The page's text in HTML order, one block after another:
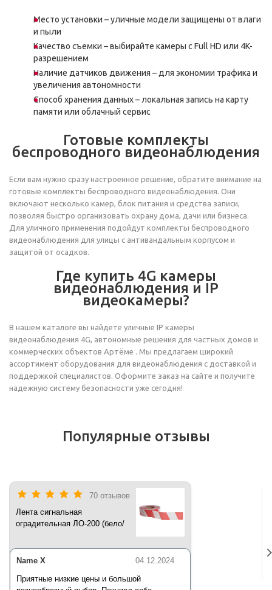
Место установки – уличные модели защищены от влаги
и пыли
Качество съемки – выбирайте камеры с Full HD или 4K-
разрешением
Наличие датчиков движения – для экономии трафика и
увеличения автономности
Способ хранения данных – локальная запись на карту
памяти или облачный сервис
Готовые комплекты
беспроводного видеонаблюдения
Если вам нужно сразу настроенное решение, обратите внимание на
готовые комплекты беспроводного видеонаблюдения. Они
включают несколько камер, блок питания и средства записи,
позволяя быстро организовать охрану дома, дачи или бизнеса.
Для уличного применения подойдут комплекты беспроводного
видеонаблюдения для улицы с антивандальным корпусом и
защитой от осадков.
Где купить 4G камеры
видеонаблюдения и IP
видеокамеры?
В нашем каталоге вы найдете уличные IP камеры
видеонаблюдения 4G, автономные решения для частных домов и
коммерческих объектов Артёме . Мы предлагаем широкий
ассортимент оборудования для видеонаблюдения с доставкой и
поддержкой специалистов. Оформите заказ на сайте и получите
надежную систему безопасности уже сегодня!
Популярные отзывы
70 отзывов
Лента сигнальная
оградительная ЛО-200 (бело/
04.12.2024
Name X
Приятные низкие цены и большой